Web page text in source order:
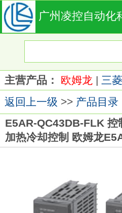
广州凌控自动化
主营产品： 欧姆龙 | 三菱
返回上一级 >> 产品目录
E5AR-QC43DB-FLK 控
加热冷却控制 欧姆龙